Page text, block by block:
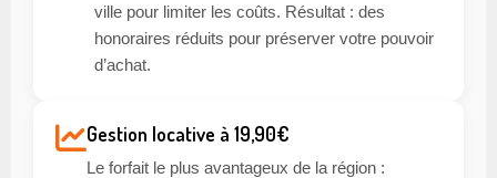
ville pour limiter les coûts. Résultat : des
honoraires réduits pour préserver votre pouvoir
d’achat.
Gestion locative à 19,90€
Le forfait le plus avantageux de la région :